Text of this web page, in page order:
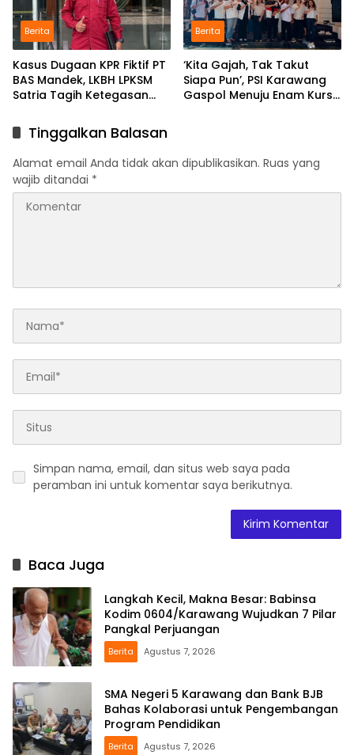
Berita
Kasus Dugaan KPR Fiktif PT
BAS Mandek, LKBH LPKSM
Satria Tagih Ketegasan
Berita
‘Kita Gajah, Tak Takut
Siapa Pun’, PSI Karawang
Gaspol Menuju Enam Kursi
Tinggalkan Balasan
Alamat email Anda tidak akan dipublikasikan. Ruas yang
wajib ditandai *
Simpan nama, email, dan situs web saya pada
peramban ini untuk komentar saya berikutnya.
Baca Juga
Langkah Kecil, Makna Besar: Babinsa
Kodim 0604/Karawang Wujudkan 7 Pilar
Pangkal Perjuangan
Berita Agustus 7, 2026
SMA Negeri 5 Karawang dan Bank BJB
Bahas Kolaborasi untuk Pengembangan
Program Pendidikan
Berita Agustus 7, 2026